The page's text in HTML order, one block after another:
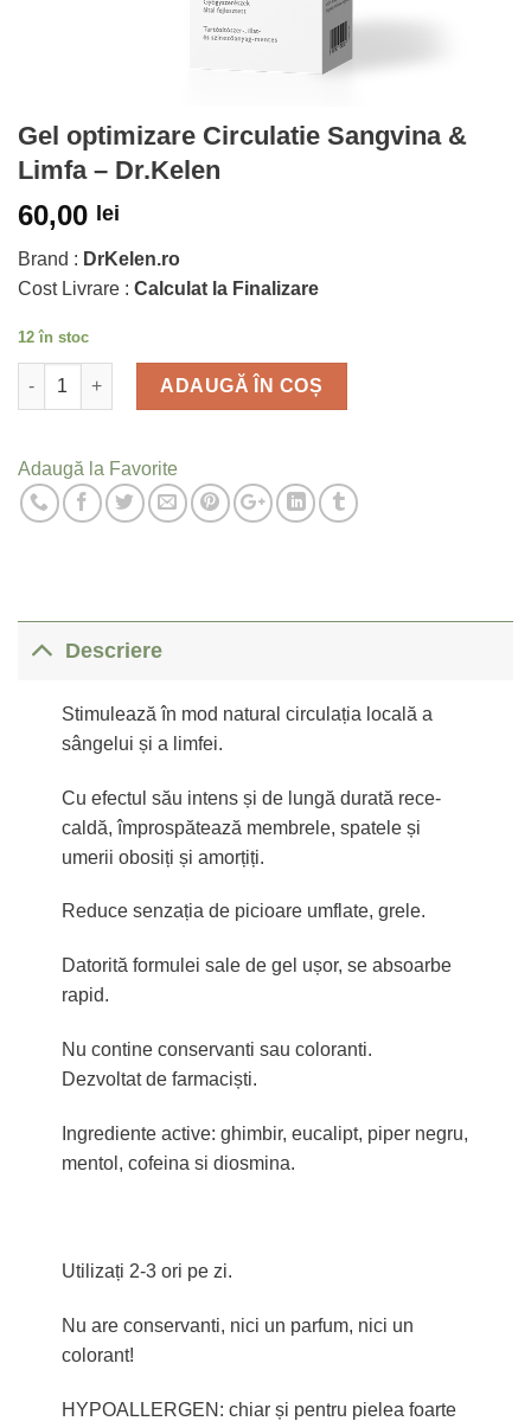
Gel optimizare Circulatie Sangvina &
Limfa – Dr.Kelen
60,00 lei
Brand : DrKelen.ro
Cost Livrare : Calculat la Finalizare
12 în stoc
Cantitate
ADAUGĂ ÎN COȘ
Adaugă la Favorite
Descriere
Stimulează în mod natural circulația locală a
sângelui și a limfei.
Cu efectul său intens și de lungă durată rece-
caldă, împrospătează membrele, spatele și
umerii obosiți și amorțiți.
Reduce senzația de picioare umflate, grele.
Datorită formulei sale de gel ușor, se absoarbe
rapid.
Nu contine conservanti sau coloranti.
Dezvoltat de farmaciști.
Ingrediente active: ghimbir, eucalipt, piper negru,
mentol, cofeina si diosmina.
Utilizați 2-3 ori pe zi.
Nu are conservanti, nici un parfum, nici un
colorant!
HYPOALLERGEN: chiar și pentru pielea foarte